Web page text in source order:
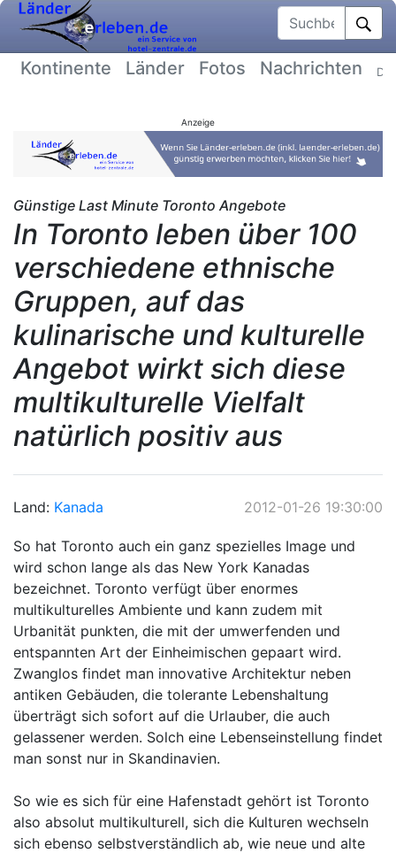
Suchbegriff
Kontinente Länder Fotos Nachrichten
Anzeige
Günstige Last Minute Toronto Angebote
In Toronto leben über 100
verschiedene ethnische
Gruppen, auf das
kulinarische und kulturelle
Angebot wirkt sich diese
multikulturelle Vielfalt
natürlich positiv aus
Land: Kanada 2012-01-26 19:30:00
So hat Toronto auch ein ganz spezielles Image und
wird schon lange als das New York Kanadas
bezeichnet. Toronto verfügt über enormes
multikulturelles Ambiente und kann zudem mit
Urbanität punkten, die mit der umwerfenden und
entspannten Art der Einheimischen gepaart wird.
Zwanglos findet man innovative Architektur neben
antiken Gebäuden, die tolerante Lebenshaltung
überträgt sich sofort auf die Urlauber, die auch
gelassener werden. Solch eine Lebenseinstellung findet
man sonst nur in Skandinavien.
So wie es sich für eine Hafenstadt gehört ist Toronto
also absolut multikulturell, sich die Kulturen wechseln
sich ebenso selbstverständlich ab, wie neue und alte